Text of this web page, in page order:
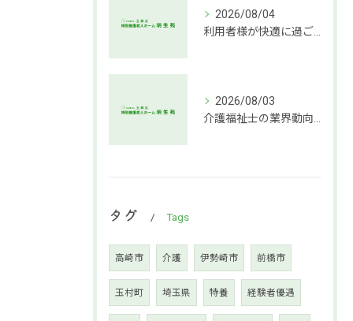
2026/08/04
2026/08/03
タグ Tags
高崎市 介護 伊勢崎市 前橋市
玉村町 埼玉県 特養 経験者優遇